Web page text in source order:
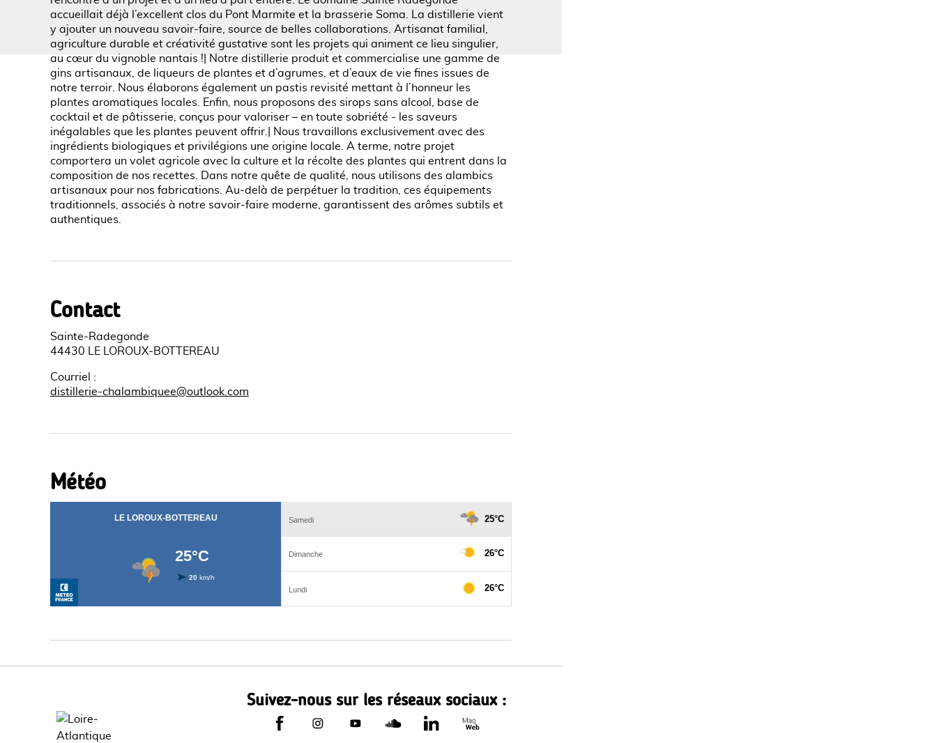
accueillait déjà l’excellent clos du Pont Marmite et la brasserie Soma. La distillerie vient
y ajouter un nouveau savoir-faire, source de belles collaborations. Artisanat familial,
agriculture durable et créativité gustative sont les projets qui animent ce lieu singulier,
au cœur du vignoble nantais !| Notre distillerie produit et commercialise une gamme de
gins artisanaux, de liqueurs de plantes et d’agrumes, et d’eaux de vie fines issues de
notre terroir. Nous élaborons également un pastis revisité mettant à l’honneur les
plantes aromatiques locales. Enfin, nous proposons des sirops sans alcool, base de
cocktail et de pâtisserie, conçus pour valoriser – en toute sobriété - les saveurs
inégalables que les plantes peuvent offrir.| Nous travaillons exclusivement avec des
ingrédients biologiques et privilégions une origine locale. A terme, notre projet
comportera un volet agricole avec la culture et la récolte des plantes qui entrent dans la
composition de nos recettes. Dans notre quête de qualité, nous utilisons des alambics
artisanaux pour nos fabrications. Au-delà de perpétuer la tradition, ces équipements
traditionnels, associés à notre savoir-faire moderne, garantissent des arômes subtils et
authentiques.
Contact
Sainte-Radegonde
44430 LE LOROUX-BOTTEREAU
Courriel
:
distillerie-chalambiquee@outlook.com
Météo
Suivez-nous sur les réseaux sociaux :